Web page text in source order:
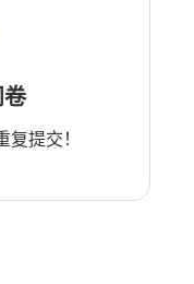
卷
提交！